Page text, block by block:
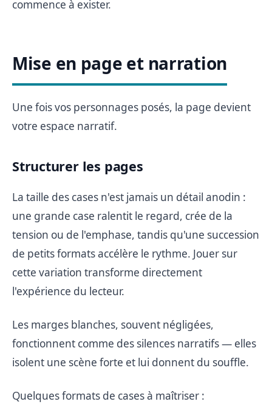
commence à exister.
Mise en page et narration
Une fois vos personnages posés, la page devient
votre espace narratif.
Structurer les pages
La taille des cases n'est jamais un détail anodin :
une grande case ralentit le regard, crée de la
tension ou de l'emphase, tandis qu'une succession
de petits formats accélère le rythme. Jouer sur
cette variation transforme directement
l'expérience du lecteur.
Les marges blanches, souvent négligées,
fonctionnent comme des silences narratifs — elles
isolent une scène forte et lui donnent du souffle.
Quelques formats de cases à maîtriser :